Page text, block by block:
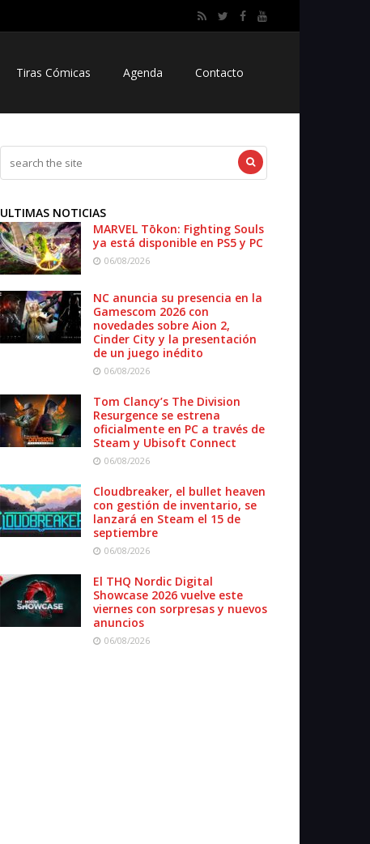
Tiras Cómicas Agenda Contacto
ULTIMAS NOTICIAS
MARVEL Tōkon: Fighting Souls
ya está disponible en PS5 y PC
06/08/2026
NC anuncia su presencia en la
Gamescom 2026 con
novedades sobre Aion 2,
Cinder City y la presentación
de un juego inédito
06/08/2026
Tom Clancy’s The Division
Resurgence se estrena
oficialmente en PC a través de
Steam y Ubisoft Connect
06/08/2026
Cloudbreaker, el bullet heaven
con gestión de inventario, se
lanzará en Steam el 15 de
septiembre
06/08/2026
El THQ Nordic Digital
Showcase 2026 vuelve este
viernes con sorpresas y nuevos
anuncios
06/08/2026